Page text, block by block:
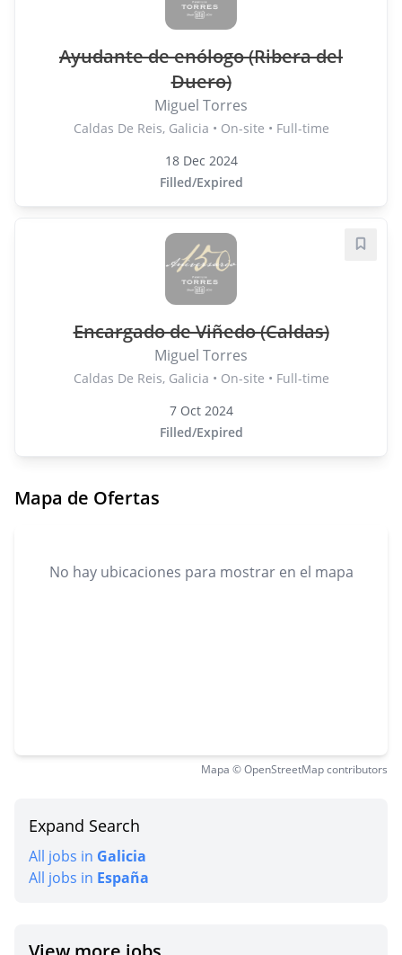
Ayudante de enólogo (Ribera del
Duero)
Miguel Torres
Caldas De Reis, Galicia • On-site • Full-time
18 Dec 2024
Filled/Expired
Encargado de Viñedo (Caldas)
Miguel Torres
Caldas De Reis, Galicia • On-site • Full-time
7 Oct 2024
Filled/Expired
Save
Mapa de Ofertas
No hay ubicaciones para mostrar en el mapa
Mapa © OpenStreetMap contributors
Expand Search
All jobs in Galicia
All jobs in España